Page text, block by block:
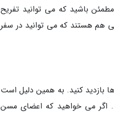
باشید که می توانید تفریح
هم هستند که می توانید در سفر
بازدید کنید. به همین دلیل است
اگر می خواهید که اعضای مسن